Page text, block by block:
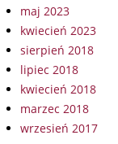
maj 2023
kwiecień 2023
sierpień 2018
lipiec 2018
kwiecień 2018
marzec 2018
wrzesień 2017